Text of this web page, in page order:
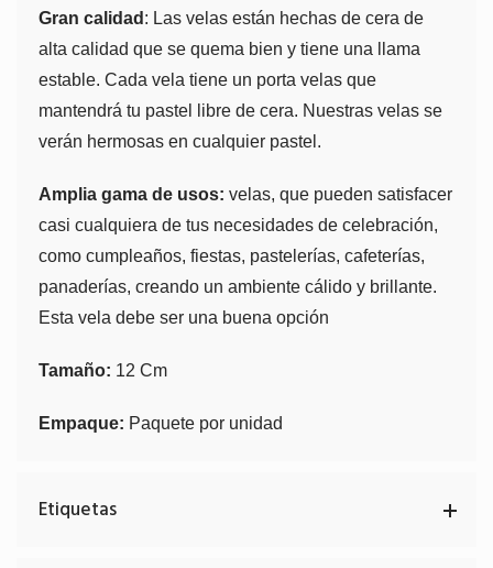
Gran calidad : Las velas están hechas de cera de
alta calidad que se quema bien y tiene una llama
estable. Cada vela tiene un porta velas que
mantendrá tu pastel libre de cera. Nuestras velas se
verán hermosas en cualquier pastel.
Amplia gama de usos: velas, que pueden satisfacer
casi cualquiera de tus necesidades de celebración,
como cumpleaños, fiestas, pastelerías, cafeterías,
panaderías, creando un ambiente cálido y brillante.
Esta vela debe ser una buena opción
Tamaño: 12 Cm
Empaque: Paquete por unidad
Etiquetas